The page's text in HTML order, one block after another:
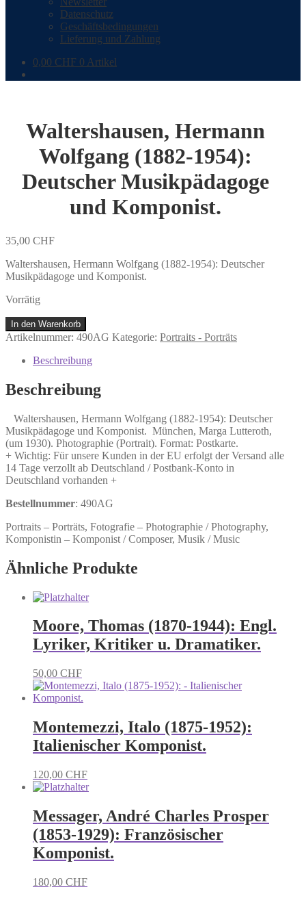
Datenschutz
Geschäftsbedingungen
Lieferung und Zahlung
0,00 CHF 0 Artikel
Waltershausen, Hermann
Wolfgang (1882-1954):
Deutscher Musikpädagoge
und Komponist.
35,00 CHF
Waltershausen, Hermann Wolfgang (1882-1954): Deutscher
Musikpädagoge und Komponist.
Vorrätig
Waltershausen,
Hermann
(1882-
Deutscher
Musikpädagoge
Komponist.
Menge
In den Warenkorb
Artikelnummer: 490AG Kategorie: Portraits - Porträts
Beschreibung
Beschreibung
Waltershausen, Hermann Wolfgang (1882-1954): Deutscher
Musikpädagoge und Komponist. München, Marga Lutteroth,
(um 1930). Photographie (Portrait). Format: Postkarte.
+ Wichtig: Für unsere Kunden in der EU erfolgt der Versand alle
14 Tage verzollt ab Deutschland / Postbank-Konto in
Deutschland vorhanden +
Bestellnummer: 490AG
Portraits – Porträts, Fotografie – Photographie / Photography,
Komponistin – Komponist / Composer, Musik / Music
Ähnliche Produkte
Moore, Thomas (1870-1944): Engl.
Lyriker, Kritiker u. Dramatiker.
50,00 CHF
Montemezzi, Italo (1875-1952):
Italienischer Komponist.
120,00 CHF
Messager, André Charles Prosper
(1853-1929): Französischer
Komponist.
180,00 CHF